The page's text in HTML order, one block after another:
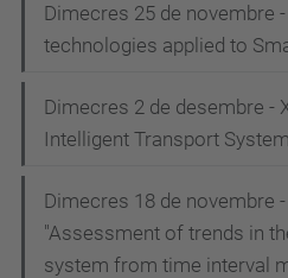
Dimecres 25 de novembre
technologies applied to
Dimecres 2 de desembre -
Intelligent Transport
Dimecres 18 de novembre
"Assessment of trends in
system from time interval